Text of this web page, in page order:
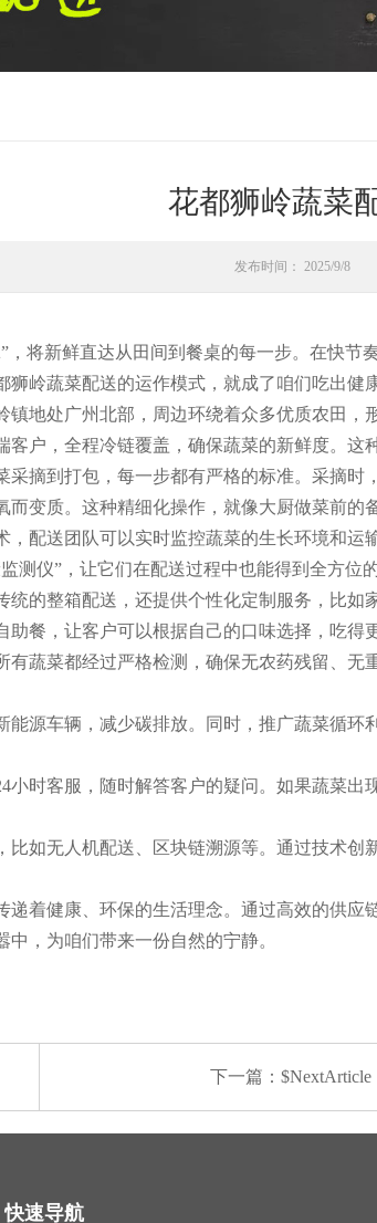
花都狮岭蔬菜
发布时间： 2025/9/8
将新鲜直达从田间到餐桌的每一步。在快
岭蔬菜配送的运作模式，就成了咱们吃出健
地处广州北部，周边环绕着众多优质农田
户，全程冷链覆盖，确保蔬菜的新鲜度。
摘到打包，每一步都有严格的标准。采摘
变质。这种精细化操作，就像大厨做菜前的
配送团队可以实时监控蔬菜的生长环境和
测仪”，让它们在配送过程中也能得到全方位的
的整箱配送，还提供个性化定制服务，比
餐，让客户可以根据自己的口味选择，吃得
蔬菜都经过严格检测，确保无农药残留、
源车辆，减少碳排放。同时，推广蔬菜循
时客服，随时解答客户的疑问。如果蔬菜
如无人机配送、区块链溯源等。通过技术
着健康、环保的生活理念。通过高效的供
，为咱们带来一份自然的宁静。
下一篇：$NextArticle
快速导航